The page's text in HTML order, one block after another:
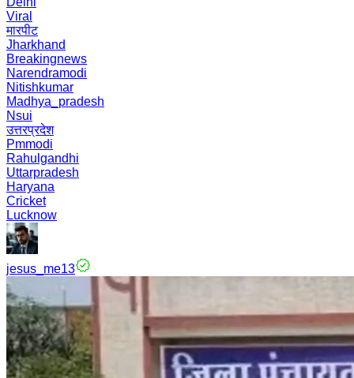
Viral
मारपीट
Jharkhand
Breakingnews
Narendramodi
Nitishkumar
Madhya_pradesh
Nsui
उत्तरप्रदेश
Pmmodi
Rahulgandhi
Uttarpradesh
Haryana
Cricket
Lucknow
jesus_me13